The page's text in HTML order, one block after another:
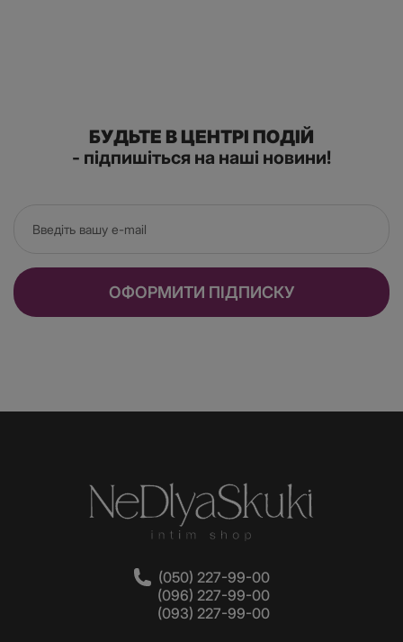
БУДЬТЕ В ЦЕНТРІ ПОДІЙ
- підпишіться на наші новини!
ОФОРМИТИ ПІДПИСКУ
(050) 227-99-00
(096) 227-99-00
(093) 227-99-00